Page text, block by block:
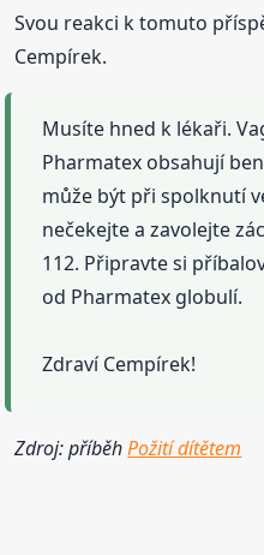
Svou reakci k tomuto
Cempírek.
Musíte hned k lékaři.
Pharmatex obsahují
může být při spolknutí
nečekejte a zavolejte
112. Připravte si
od Pharmatex globulí.
Zdraví Cempírek!
Zdroj: příběhPožití dítětem